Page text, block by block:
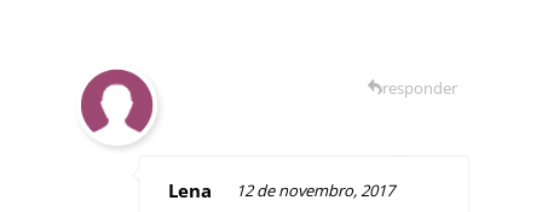
Lena
12 de novembro, 2017
responder